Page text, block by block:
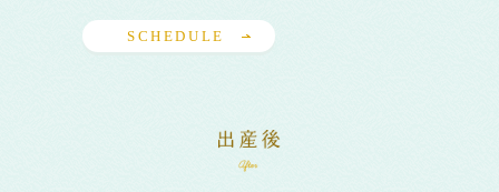
SCHEDULE